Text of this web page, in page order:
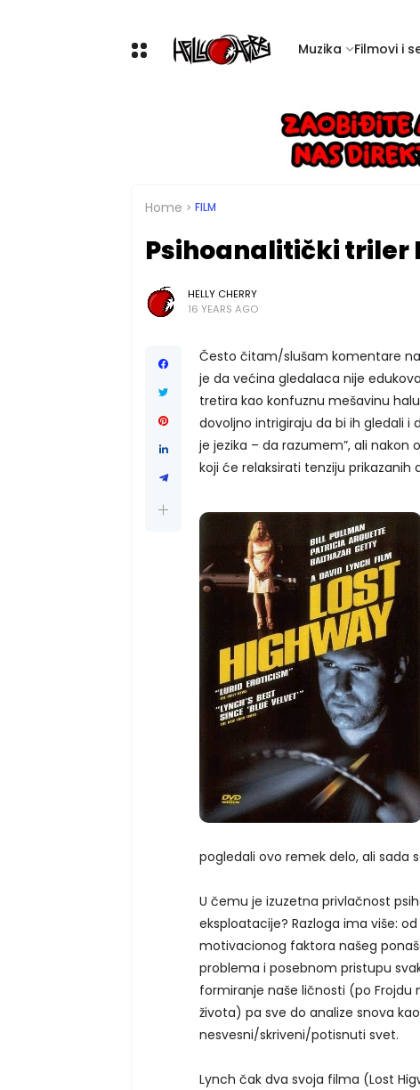
Muzika Filmovi i
Home FILM
Psihoanalitički triler
HELLY CHERRY
16 YEARS AGO
Često čitam/slušam komentare
je da većina gledalaca nije
tretira kao konfuznu mešavinu
dovoljno intrigiraju da bi ih gledali i
je jezika – da razumem”, ali
koji će relaksirati tenziju prikazanih
pogledali ovo remek delo, ali sada
U čemu je izuzetna privlačnost
eksploatacije? Razloga ima više:
motivacionog faktora našeg
problema i posebnom pristupu
formiranje naše ličnosti (po
života) pa sve do analize snova
nesvesni/skriveni/potisnuti svet.
Lynch čak dva svoja filma (Lost